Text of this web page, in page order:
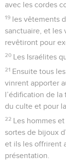
avec les cordes
19 les vêtements
sanctuaire, et les
revêtiront pour
20 Les Israélites
21 Ensuite tous
vinrent apporter
l’édification de
du culte et pour
22 Les hommes
sortes de bijoux
et ils les offrirent
présentation.